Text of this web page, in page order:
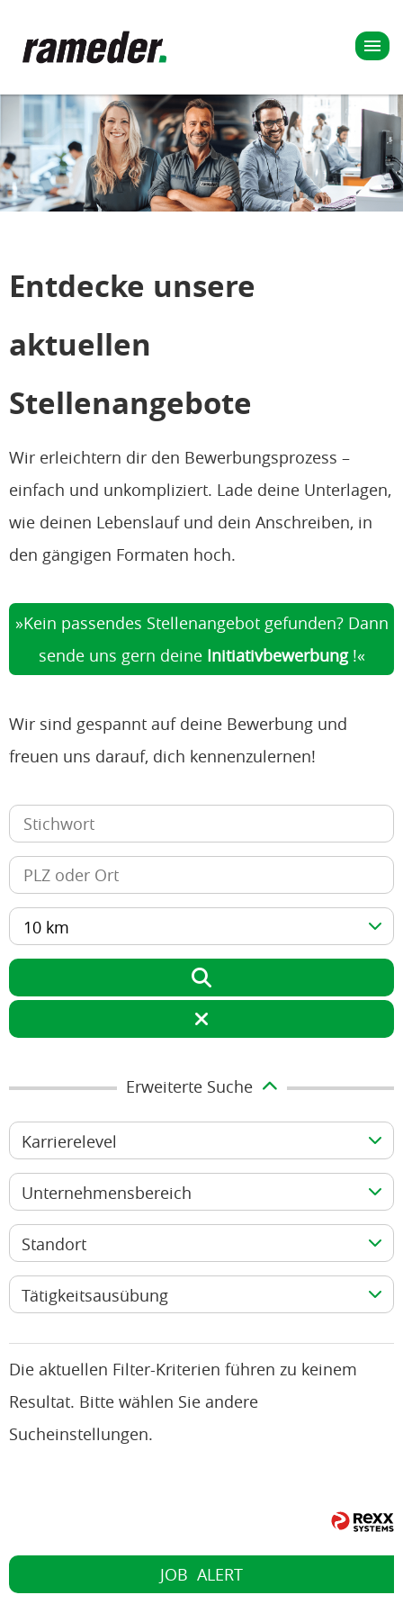
Entdecke unsere
aktuellen
Stellenangebote
Wir erleichtern dir den Bewerbungsprozess –
einfach und unkompliziert. Lade deine Unterlagen,
wie deinen Lebenslauf und dein Anschreiben, in
den gängigen Formaten hoch.
Kein passendes Stellenangebot gefunden? Dann
sende uns gern deine Initiativbewerbung!
Wir sind gespannt auf deine Bewerbung und
freuen uns darauf, dich kennenzulernen!
10 km
Erweiterte Suche
Karrierelevel
Unternehmensbereich
Standort
Tätigkeitsausübung
Die aktuellen Filter-Kriterien führen zu keinem
Resultat. Bitte wählen Sie andere
Sucheinstellungen.
JOB ALERT